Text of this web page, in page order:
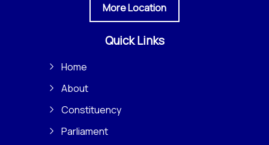
More Location
Quick Links
Home
About
Constituency
Parliament